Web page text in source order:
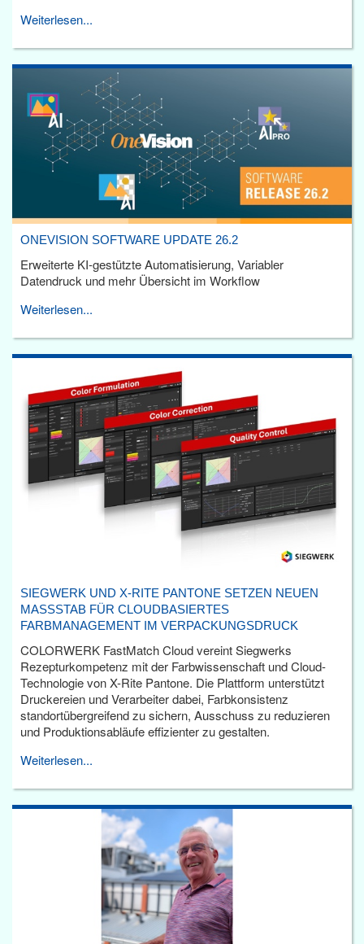
Weiterlesen...
ONEVISION SOFTWARE UPDATE 26.2
Erweiterte KI-gestützte Automatisierung, Variabler
Datendruck und mehr Übersicht im Workflow
Weiterlesen...
SIEGWERK UND X-RITE PANTONE SETZEN NEUEN
MASSSTAB FÜR CLOUDBASIERTES F
ARBMANAGEMENT IM VERPACKUNGSDRUCK
COLORWERK FastMatch Cloud vereint Siegwerks
Rezepturkompetenz mit der Farbwissenschaft und Cloud-
Technologie von X-Rite Pantone. Die Plattform unterstützt
Druckereien und Verarbeiter dabei, Farbkonsistenz
standortübergreifend zu sichern, Ausschuss zu reduzieren
und Produktionsabläufe effizienter zu gestalten.
Weiterlesen...